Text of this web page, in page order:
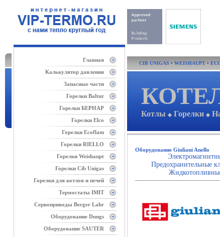
Главная
Калькулятор давления
Запасные части
Горелки Baltur
Горелки БЕРНАР
Горелки Elco
Горелки Ecoflam
Горелки RIELLO
Горелки Weishaupt
Горелки Cib Unigas
Горелки для котлов и печей
Термостаты IMIT
Сервоприводы Berger Lahr
Оборудование Dungs
Оборудование SAUTER
CIB UNIGAS • WEISHAUPT •
Котлы ◆ Горелки ◆
Оборудование Giuliani Anello
Предохранительные